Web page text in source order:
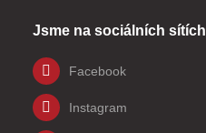
Jsme na sociálních sítích
Facebook
Instagram